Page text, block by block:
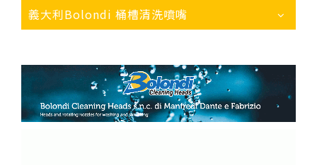
義大利Bolondi 桶槽清洗噴嘴